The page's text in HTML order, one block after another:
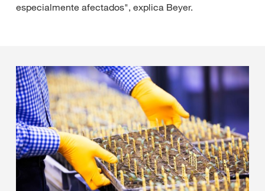
especialmente afectados", explica Beyer.